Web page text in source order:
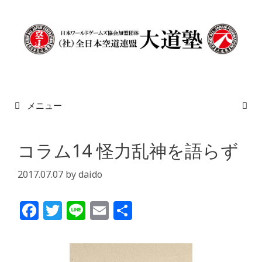
メニュー
コラム14 怪力乱神を語らず
2017.07.07 bydaido
F T
itt
Li
e
E
ai